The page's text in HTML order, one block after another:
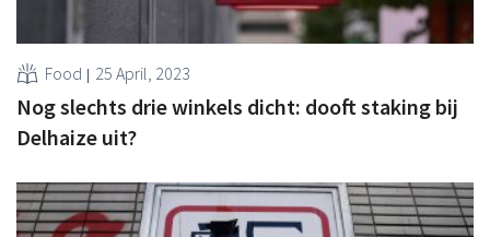
Food 25 April, 2023
Nog slechts drie winkels dicht: dooft staking bij
Delhaize uit?